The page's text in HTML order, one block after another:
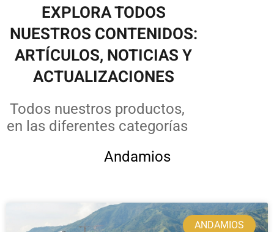
EXPLORA TODOS
NUESTROS CONTENIDOS:
ARTÍCULOS, NOTICIAS Y
ACTUALIZACIONES
Todos nuestros productos,
en las diferentes categorías
Andamios
ANDAMIOS